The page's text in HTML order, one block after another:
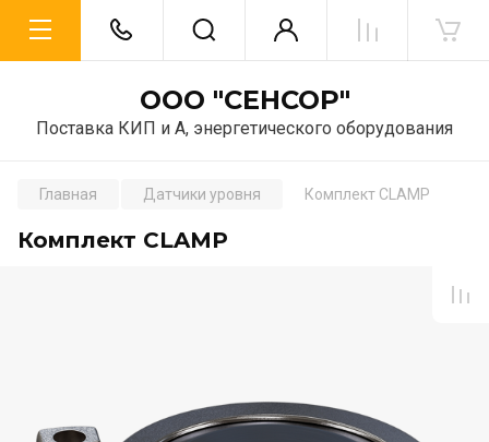
ООО "СЕНСОР"
Поставка КИП и А, энергетического оборудования
Главная Датчики уровня Комплект CLAMP
Комплект CLAMP